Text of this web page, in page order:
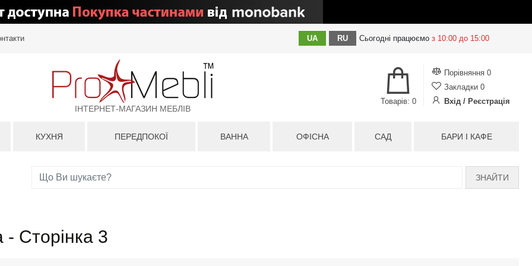
UA RU Сьогодні працюємо з 10:00 до 15:00
ІНТЕРНЕТ-МАГАЗИН МЕБЛІВ
Порівняння 0
Закладки 0
Вхід / Реєстрація
Товарів: 0
КУХНЯ ПЕРЕДПОКОЇ ВАННА ОФІСНА САД БАРИ І КАФЕ
ЗНАЙТИ
- Сторінка 3